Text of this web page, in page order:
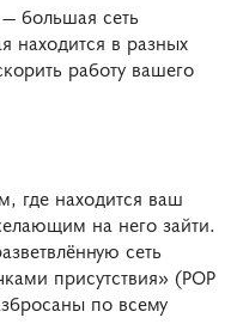
большая сеть
находится в разных
работу вашего
где находится ваш
на него зайти.
сеть
присутствия» (POP
по всему